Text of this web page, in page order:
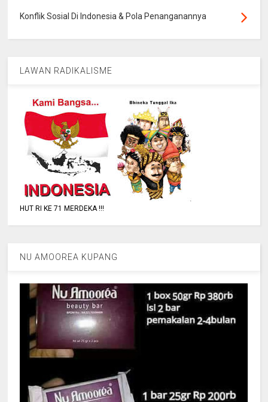
Konflik Sosial Di Indonesia & Pola Penanganannya
LAWAN RADIKALISME
HUT RI KE 71 MERDEKA !!!
NU AMOOREA KUPANG